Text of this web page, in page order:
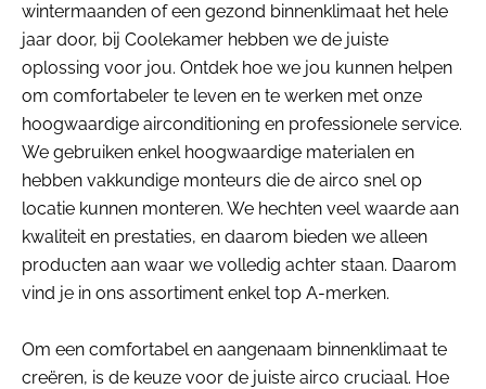
wintermaanden of een gezond binnenklimaat het hele
jaar door, bij Coolekamer hebben we de juiste
oplossing voor jou. Ontdek hoe we jou kunnen helpen
om comfortabeler te leven en te werken met onze
hoogwaardige airconditioning en professionele service.
We gebruiken enkel hoogwaardige materialen en
hebben vakkundige monteurs die de airco snel op
locatie kunnen monteren. We hechten veel waarde aan
kwaliteit en prestaties, en daarom bieden we alleen
producten aan waar we volledig achter staan. Daarom
vind je in ons assortiment enkel top A-merken.
Om een comfortabel en aangenaam binnenklimaat te
creëren, is de keuze voor de juiste airco cruciaal. Hoe